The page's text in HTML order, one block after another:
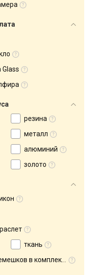
Glass
резина
металл
алюминий
золото
ткань
в комплекте